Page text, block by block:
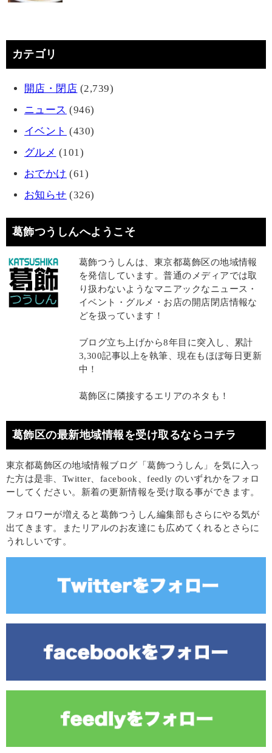
カテゴリ
開店・閉店 (2,739)
ニュース (946)
イベント (430)
グルメ (101)
おでかけ (61)
お知らせ (326)
葛飾つうしんへようこそ
葛飾つうしんは、東京都葛飾区の地域情報
を発信しています。普通のメディアでは取
り扱わないようなマニアックなニュース・
イベント・グルメ・お店の開店閉店情報な
どを扱っています！
ブログ立ち上げから8年目に突入し、累計
3,300記事以上を執筆、現在もほぼ毎日更新
中！
葛飾区に隣接するエリアのネタも！
葛飾区の最新地域情報を受け取るならコチラ
東京都葛飾区の地域情報ブログ「葛飾つうしん」を気に入っ
た方は是非、Twitter、facebook、feedly のいずれかをフォロ
ーしてください。新着の更新情報を受け取る事ができます。
フォロワーが増えると葛飾つうしん編集部もさらにやる気が
出てきます。またリアルのお友達にも広めてくれるとさらに
うれしいです。